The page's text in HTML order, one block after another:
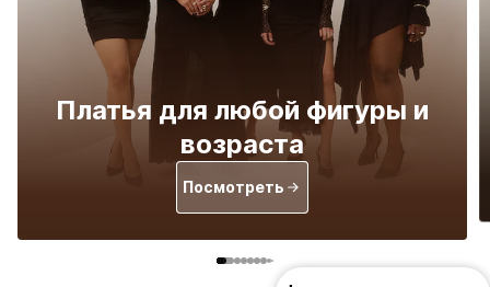
Платья для любой фигуры и
возраста
Посмотреть